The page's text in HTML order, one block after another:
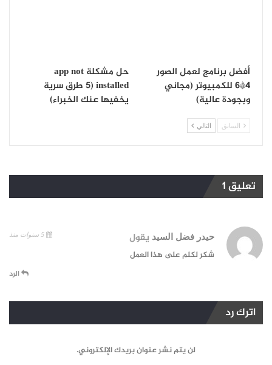
أفضل برنامج لعمل الصور
4*6 للكمبيوتر (مجاني
وبجودة عالية)
حل مشكلة app not
installed (5 طرق سرية
يخفيها عنك الخبراء)
السابق التالي
تعليق 1
حيدر فضل السيد يقول
شكر لكلم على هذا العمل
الرد
اترك رد
لن يتم نشر عنوان بريدك الإلكتروني.